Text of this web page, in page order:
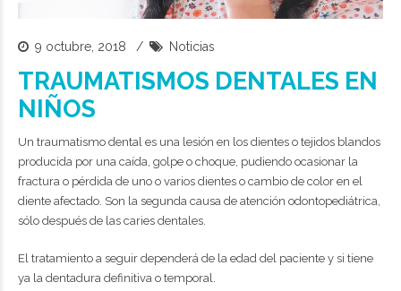
9 octubre, 2018 Noticias
TRAUMATISMOS DENTALES EN
NIÑOS
Un traumatismo dental es una lesión en los dientes o tejidos blandos
producida por una caída, golpe o choque, pudiendo ocasionar la
fractura o pérdida de uno o varios dientes o cambio de color en el
diente afectado. Son la segunda causa de atención odontopediátrica,
sólo después de las caries dentales.
El tratamiento a seguir dependerá de la edad del paciente y si tiene
ya la dentadura definitiva o temporal.